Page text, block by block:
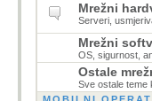
Mrežni
Serveri,
Mrežni
OS, sigurnost,
Ostale
Sve ostale teme